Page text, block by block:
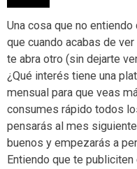
Una cosa que no
que cuando acabas de
te abra otro (sin dejarte
¿Qué interés tiene una
mensual para que veas
consumes rápido todos
pensarás al mes
buenos y empezarás a
Entiendo que te